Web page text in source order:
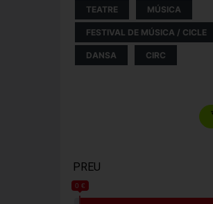
TEATRE MÚSICA
FESTIVAL DE MÚSICA / CICLE
DANSA CIRC
PREU
0 €